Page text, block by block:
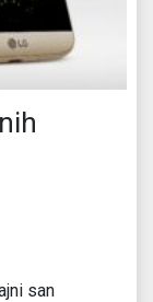
san